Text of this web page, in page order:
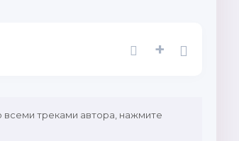
+
всеми треками автора, нажмите